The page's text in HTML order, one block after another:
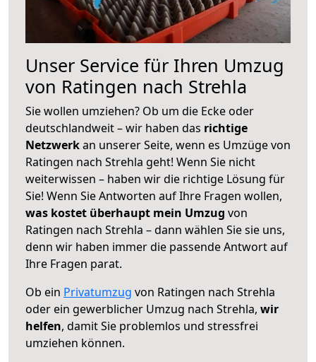
Unser Service für Ihren Umzug
von Ratingen nach Strehla
Sie wollen umziehen? Ob um die Ecke oder
deutschlandweit – wir haben das richtige
Netzwerkan unserer Seite, wenn es Umzüge von
Ratingen nach Strehla geht! Wenn Sie nicht
weiterwissen – haben wir die richtige Lösung für
Sie! Wenn Sie Antworten auf Ihre Fragen wollen,
was kostet überhaupt mein Umzug von
Ratingen nach Strehla – dann wählen Sie sie uns,
denn wir haben immer die passende Antwort auf
Ihre Fragen parat.
Ob ein Privatumzug von Ratingen nach Strehla
oder ein gewerblicher Umzug nach Strehla, wir
helfen, damit Sie problemlos und stressfrei
umziehen können.